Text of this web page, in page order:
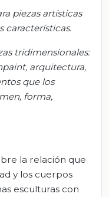
piezas artísticas
características.
tridimensionales:
, arquitectura,
que los
forma,
la relación que
y los cuerpos
esculturas con